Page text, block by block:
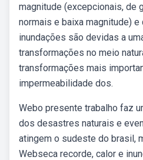
magnitude (excepcionais, de
normais e baixa magnitude)
inundações são devidas a
transformações no meio
transformações mais
impermeabilidade dos.
Webo presente trabalho faz
dos desastres naturais e
atingem o sudeste do brasil,
Webseca recorde, calor e